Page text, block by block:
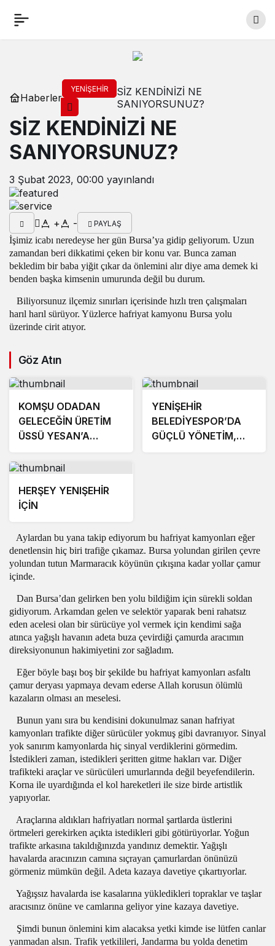
Haberler
YENIŞEHIR
SİZ KENDİNİZİ NE
SANIYORSUNUZ?
SİZ KENDİNİZİ NE
SANIYORSUNUZ?
3 Şubat 2023, 00:00 yayınlandı
+ - PAYLAŞ
İşimiz icabı neredeyse her gün Bursa’ya gidip geliyorum. Uzun
zamandan beri dikkatimi çeken bir konu var. Bunca zaman
bekledim bir baba yiğit çıkar da önlemini alır diye ama demek ki
benden başka kimsenin umurunda değil bu durum.
Biliyorsunuz ilçemiz sınırları içerisinde hızlı tren çalışmaları
harıl harıl sürüyor. Yüzlerce hafriyat kamyonu Bursa yolu
üzerinde cirit atıyor.
Göz Atın
KOMŞU ODADAN
GELECEĞİN ÜRETİM
ÜSSÜ YESAN’A
YENİŞEHİR
BELEDİYESPOR’DA
GÜÇLÜ YÖNETİM,
HERŞEY YENIŞEHİR
İÇİN
Aylardan bu yana takip ediyorum bu hafriyat kamyonları eğer
denetlensin hiç biri trafiğe çıkamaz. Bursa yolundan girilen çevre
yolundan tutun Marmaracık köyünün çıkışına kadar yollar çamur
içinde.
Dan Bursa’dan gelirken ben yolu bildiğim için sürekli soldan
gidiyorum. Arkamdan gelen ve selektör yaparak beni rahatsız
eden acelesi olan bir sürücüye yol vermek için kendimi sağa
atınca yağışlı havanın adeta buza çevirdiği çamurda aracımın
direksiyonunun hakimiyetini zor sağladım.
Eğer böyle başı boş bir şekilde bu hafriyat kamyonları asfaltı
çamur deryası yapmaya devam ederse Allah korusun ölümlü
kazaların olması an meselesi.
Bunun yanı sıra bu kendisini dokunulmaz sanan hafriyat
kamyonları trafikte diğer sürücüler yokmuş gibi davranıyor. Sinyal
yok sanırım kamyonlarda hiç sinyal verdiklerini görmedim.
İstedikleri zaman, istedikleri şeritten gitme hakları var. Diğer
trafikteki araçlar ve sürücüleri umurlarında değil beyefendilerin.
Korna ile uyardığında el kol hareketleri ile size birde artistlik
yapıyorlar.
Araçlarına aldıkları hafriyatları normal şartlarda üstlerini
örtmeleri gerekirken açıkta istedikleri gibi götürüyorlar. Yoğun
trafikte arkasına takıldığınızda yandınız demektir. Yağışlı
havalarda aracınızın camına sıçrayan çamurlardan önünüzü
görmeniz mümkün değil. Adeta kazaya davetiye çıkartıyorlar.
Yağışsız havalarda ise kasalarına yükledikleri topraklar ve taşlar
aracısınız önüne ve camlarına geliyor yine kazaya davetiye.
Şimdi bunun önlemini kim alacaksa yetki kimde ise lütfen canlar
yanmadan alsın. Trafik yetkilileri, Jandarma bu yolda denetim